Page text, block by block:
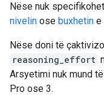
Nëse nuk specifikohet
nivelin ose buxhetin e
Nëse doni të
reasoning_effort
Arsyetimi nuk mund
Pro ose 3.